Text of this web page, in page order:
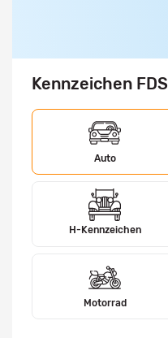
Kennzeichen FDS
Auto
H-Kennzeichen
Motorrad